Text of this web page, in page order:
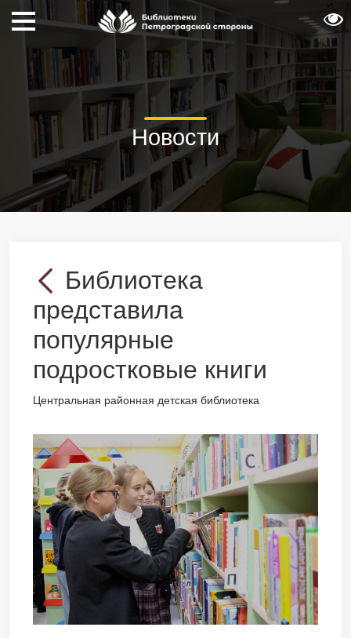
Новости
Библиотека
представила
популярные
подростковые книги
Центральная районная детская библиотека